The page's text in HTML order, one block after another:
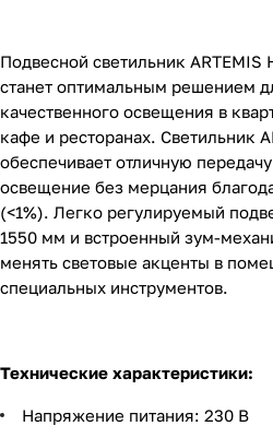
Подвесной светильник
станет оптимальным решением
качественного освещения в
кафе и ресторанах. Светильник
обеспечивает отличную
освещение без мерцания
(<1%). Легко регулируемый
1550 мм и встроенный зум-
менять световые акценты в
специальных инструментов.
Технические характеристики:
Напряжение питания: 230 В